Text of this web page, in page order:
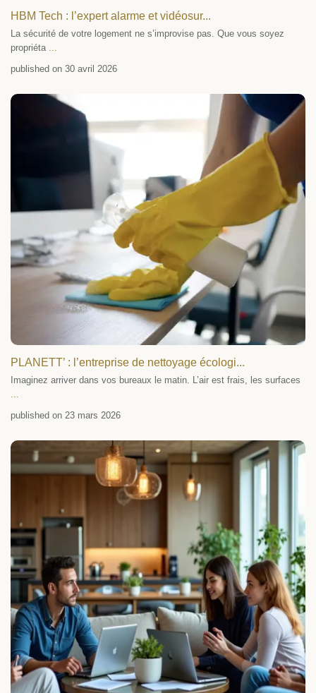
HBM Tech : l’expert alarme et vidéosur...
La sécurité de votre logement ne s’improvise pas. Que vous soyez
propriéta
published on 30 avril 2026
PLANETT’ : l’entreprise de nettoyage écologi...
Imaginez arriver dans vos bureaux le matin. L’air est frais, les surfaces
...
published on 23 mars 2026